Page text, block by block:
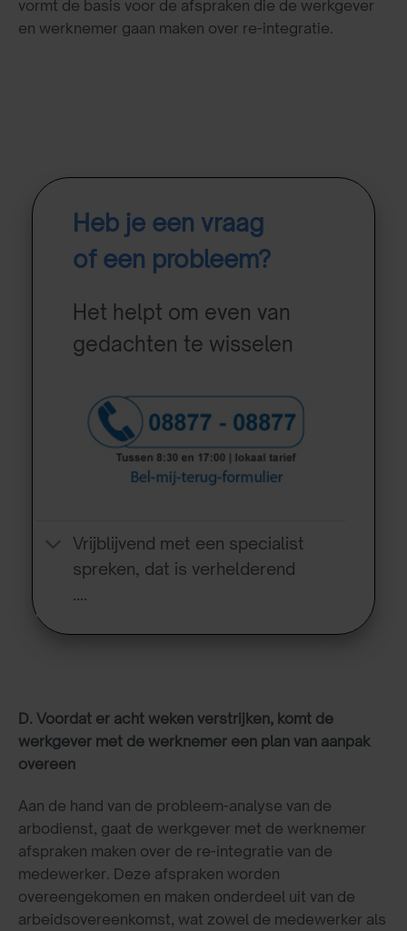
vormt de basis voor de afspraken die de werkgever
en werknemer gaan maken over re-integratie.
Heb je een vraag
of een probleem?
Het helpt om even van
gedachten te wisselen
Vrijblijvend met een specialist
spreken, dat is verhelderend
….
D. Voordat er acht weken verstrijken, komt de
werkgever met de werknemer een plan van aanpak
overeen
Aan de hand van de probleem-analyse van de
arbodienst, gaat de werkgever met de werknemer
afspraken maken over de re-integratie van de
medewerker. Deze afspraken worden
overeengekomen en maken onderdeel uit van de
arbeidsovereenkomst, wat zowel de medewerker als